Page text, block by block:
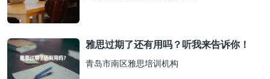
雅思过期了还有用吗？听我来告诉你！
青岛市南区雅思培训机构